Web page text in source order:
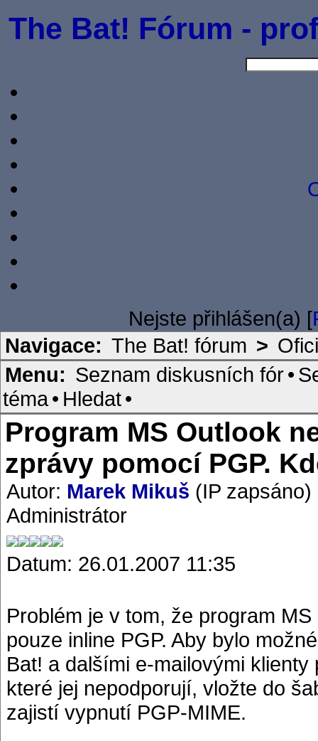
The Bat! Fórum -
Nejste přihlášen(a) [
Navigace: The Bat! fórum >
Menu: Seznam diskusních fór•
téma• Hledat•
Program MS Outlook
zprávy pomocí PGP.
Autor: Marek Mikuš (IP zapsáno)
Administrátor
Datum: 26.01.2007 11:35
Problém je v tom, že program
pouze inline PGP. Aby bylo
Bat! a dalšími e-mailovými
které jej nepodporují, vložte do
zajistí vypnutí PGP-MIME.